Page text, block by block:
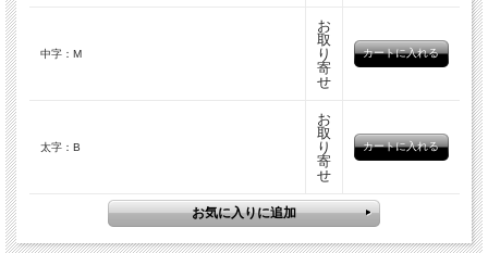
中字：M
お
取
り
寄
せ
太字：B
お
取
り
寄
せ